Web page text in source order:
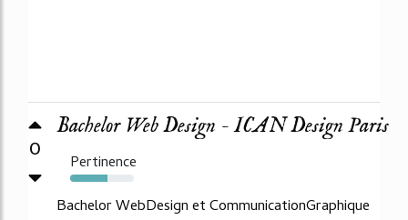
0
Bachelor Web Design - ICAN Design Paris
Pertinence
59%
Bachelor WebDesign et CommunicationGraphique